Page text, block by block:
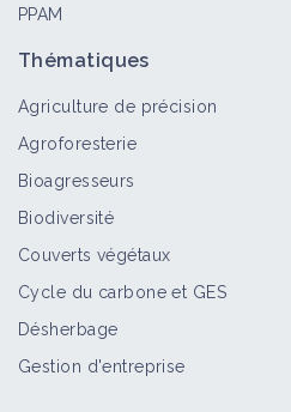
PPAM
Thématiques
Agriculture de précision
Agroforesterie
Bioagresseurs
Biodiversité
Couverts végétaux
Cycle du carbone et GES
Désherbage
Gestion d'entreprise